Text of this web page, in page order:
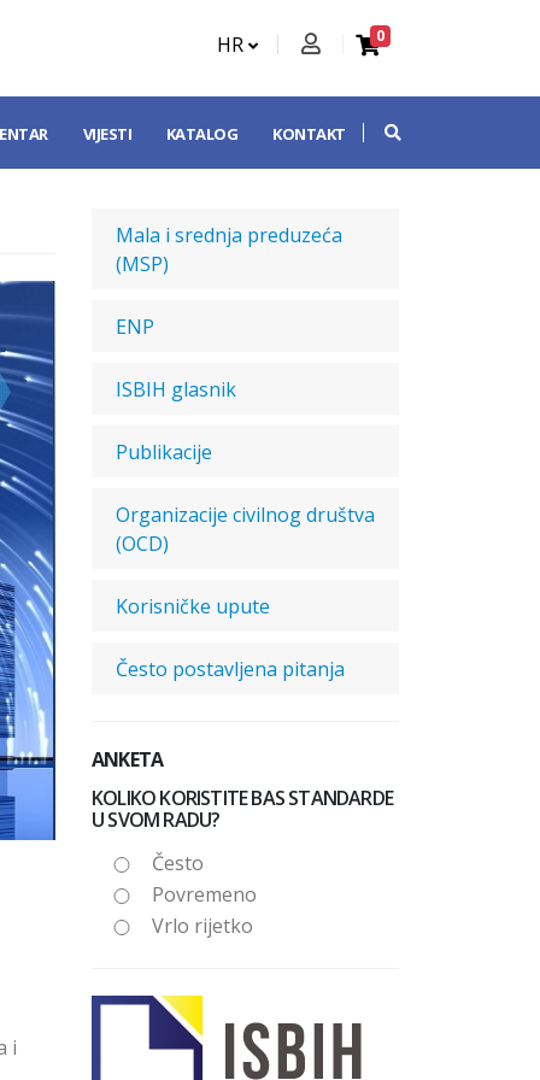
HR 0
VIJESTI KATALOG KONTAKT
i
Mala i srednja preduzeća
(MSP)
ENP
ISBIH glasnik
Publikacije
Organizacije civilnog društva
(OCD)
Korisničke upute
Često postavljena pitanja
ANKETA
KOLIKO KORISTITE BAS STANDARDE
U SVOM RADU?
Često
Povremeno
Vrlo rijetko